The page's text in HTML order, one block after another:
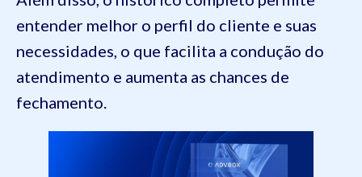
entender melhor o perfil do cliente e suas
necessidades, o que facilita a condução do
atendimento e aumenta as chances de
fechamento.